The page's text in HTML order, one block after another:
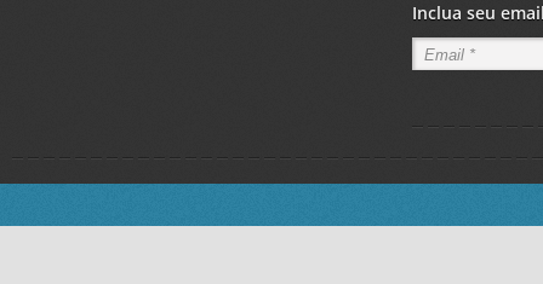
Inclua seu